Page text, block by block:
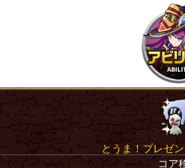
とうま！プレゼ
コア